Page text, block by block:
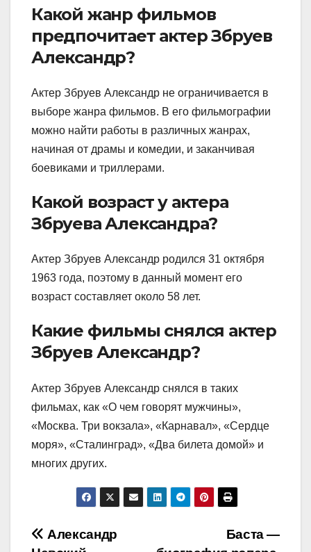
Какой жанр фильмов
предпочитает актер Збруев
Александр?
Актер Збруев Александр не ограничивается в
выборе жанра фильмов. В его фильмографии
можно найти работы в различных жанрах,
начиная от драмы и комедии, и заканчивая
боевиками и триллерами.
Какой возраст у актера
Збруева Александра?
Актер Збруев Александр родился 31 октября
1963 года, поэтому в данный момент его
возраст составляет около 58 лет.
Какие фильмы снялся актер
Збруев Александр?
Актер Збруев Александр снялся в таких
фильмах, как «О чем говорят мужчины»,
«Москва. Три вокзала», «Карнавал», «Сердце
моря», «Сталинград», «Два билета домой» и
многих других.
Навигация
Баста —
Александр